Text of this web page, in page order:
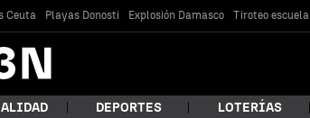
Ceuta Playas Donosti Explosión Damasco Tiroteo
DEPORTES LOTERÍAS